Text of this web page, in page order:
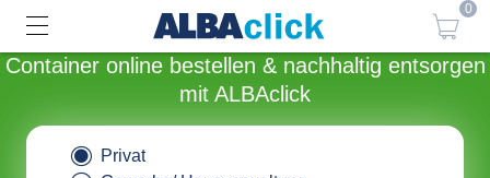
0
Container online bestellen & nachhaltig entsorgen
mit ALBAclick
Privat